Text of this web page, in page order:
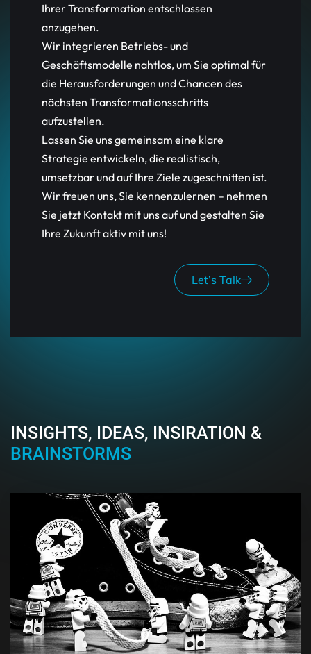
Ihrer Transformation entschlossen
anzugehen.
Wir integrieren Betriebs- und
Geschäftsmodelle nahtlos, um Sie optimal für
die Herausforderungen und Chancen des
nächsten Transformationsschritts
aufzustellen.
Lassen Sie uns gemeinsam eine klare
Strategie entwickeln, die realistisch,
umsetzbar und auf Ihre Ziele zugeschnitten ist.
Wir freuen uns, Sie kennenzulernen – nehmen
Sie jetzt Kontakt mit uns auf und gestalten Sie
Ihre Zukunft aktiv mit uns!
Let’s Talk
INSIGHTS, IDEAS, INSIRATION &
BRAINSTORMS